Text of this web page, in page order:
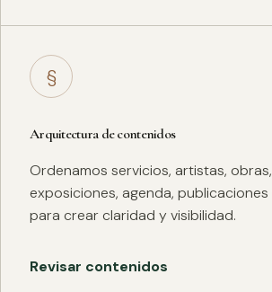
§
Arquitectura de contenidos
Ordenamos servicios, artistas, obras,
exposiciones, agenda,
para crear claridad y visibilidad.
Revisar contenidos